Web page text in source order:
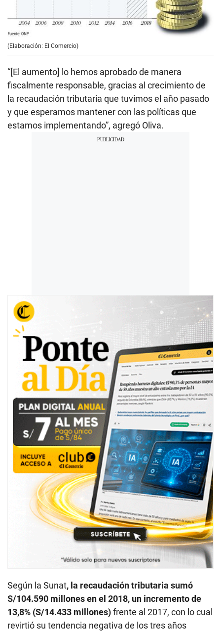
(Elaboración: El Comercio)
“[El aumento] lo hemos aprobado de manera
fiscalmente responsable, gracias al crecimiento de
la recaudación tributaria que tuvimos el año pasado
y que esperamos mantener con las políticas que
estamos implementando”, agregó Oliva.
Según la Sunat, la recaudación tributaria sumó
S/104.590 millones en el 2018, un incremento de
13,8% (S/14.433 millones)frente al 2017, con lo cual
revirtió su tendencia negativa de los tres años